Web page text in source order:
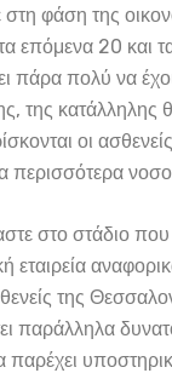
φάση της
επόμενα 20 και
πάρα πολύ να
της κατάλληλης
οι
περισσότερα
στο στάδιο που
εταιρεία
της
παράλληλα
παρέχει